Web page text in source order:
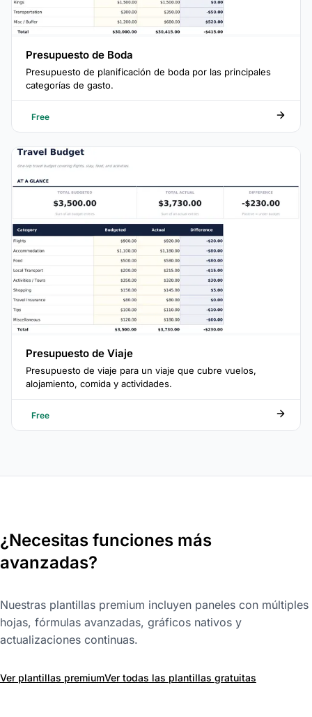
Presupuesto de Boda
Presupuesto de planificación de boda por las principales
categorías de gasto.
Free
Presupuesto de Viaje
Presupuesto de viaje para un viaje que cubre vuelos,
alojamiento, comida y actividades.
Free
¿Necesitas funciones más
avanzadas?
Nuestras plantillas premium incluyen paneles con múltiples
hojas, fórmulas avanzadas, gráficos nativos y
actualizaciones continuas.
Ver plantillas premiumVer todas las plantillas gratuitas